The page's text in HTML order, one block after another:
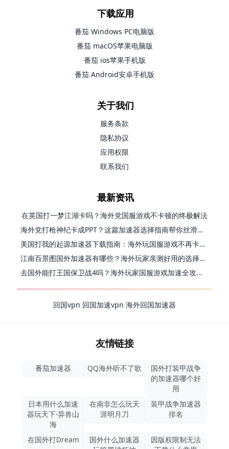
下载应用
番茄 Windows PC电脑版
番茄 macOS苹果电脑版
番茄 ios苹果手机版
番茄 Android安卓手机版
关于我们
服务条款
隐私协议
应用权限
联系我们
最新资讯
在英国打一梦江湖卡吗？海外党国服游戏不卡顿的终极解法
海外党打枪神纪卡成PPT？这篇加速器选择指南帮你丝滑上分
美国打我的起源加速器下载指南：海外玩国服游戏不再卡的终极方案
江南百景图国外加速器有哪些？海外玩家亲测好用的选择与避坑指南
去国外能打王国保卫战4吗？海外玩家国服游戏加速全攻略（附公主连结幻想江湖实测）
回国vpn 回国加速vpn 海外回国加速器
友情链接
番茄加速器 QQ海外听不了歌
国外打装甲战争
的加速器哪个好
用
日本用什么加速
器玩天下-异兽山
海
在南非怎么玩天
涯明月刀
装甲战争加速器
排名
在国外打Dream
国外什么加速器
因版权限制无法